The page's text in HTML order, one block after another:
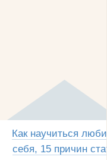
Как научиться
себя, 15 причин